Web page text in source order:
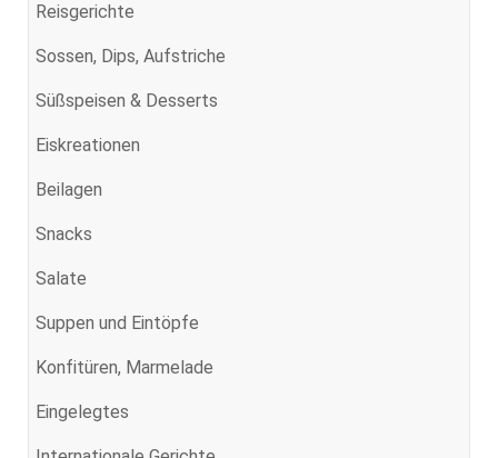
Reisgerichte
Sossen, Dips, Aufstriche
Süßspeisen & Desserts
Eiskreationen
Beilagen
Snacks
Salate
Suppen und Eintöpfe
Konfitüren, Marmelade
Eingelegtes